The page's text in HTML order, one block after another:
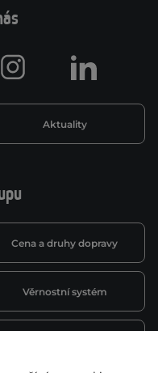
Cena a druhy dopravy
Věrnostní systém
Aktuality
Instagram LinkedIn